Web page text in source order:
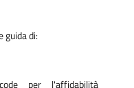
guida di:
per l'affidabilità